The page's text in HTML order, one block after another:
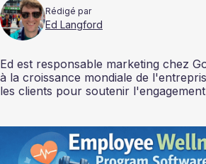
Rédigé par
Ed Langford
Ed est responsable marketing chez
à la croissance mondiale de
les clients pour soutenir